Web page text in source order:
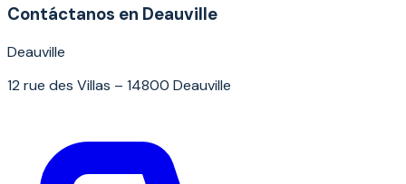
Contáctanos en Deauville
Deauville
12 rue des Villas – 14800 Deauville